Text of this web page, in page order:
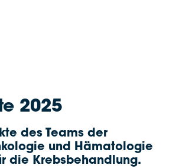
2025
des Teams der
und Hämatologie
die Krebsbehandlung.